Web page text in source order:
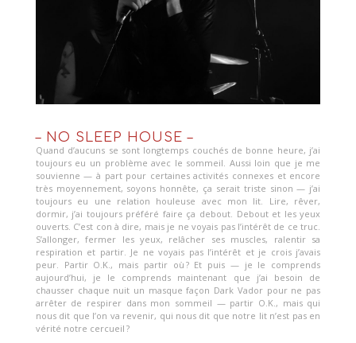
– NO SLEEP HOUSE –
Quand d’aucuns se sont longtemps couchés de bonne heure, j’ai
toujours eu un problème avec le sommeil. Aussi loin que je me
souvienne — à part pour certaines activités connexes et encore
très moyennement, soyons honnête, ça serait triste sinon — j’ai
toujours eu une relation houleuse avec mon lit. Lire, rêver,
dormir, j’ai toujours préféré faire ça debout. Debout et les yeux
ouverts. C’est con à dire, mais je ne voyais pas l’intérêt de ce truc.
S’allonger, fermer les yeux, relâcher ses muscles, ralentir sa
respiration et partir. Je ne voyais pas l’intérêt et je crois j’avais
peur. Partir O.K., mais partir où ? Et puis — je le comprends
aujourd’hui, je le comprends maintenant que j’ai besoin de
chausser chaque nuit un masque façon Dark Vador pour ne pas
arrêter de respirer dans mon sommeil — partir O.K., mais qui
nous dit que l’on va revenir, qui nous dit que notre lit n’est pas en
vérité notre cercueil ?